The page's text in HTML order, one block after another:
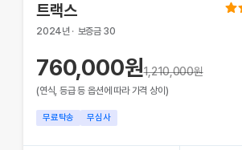
트랙스
2024년 · 보증금 30
760,000원1,210,000원
(연식, 등급 등 옵션에 따라 가격 상이)
무료탁송 무심사